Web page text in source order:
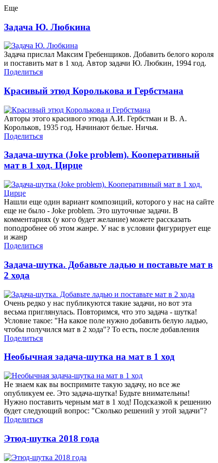
Еще
Задача Ю. Любкина
Задача прислал Максим Гребенщиков. Добавить белого короля
и поставить мат в 1 ход. Автор задачи Ю. Любкин, 1994 год.
Поделиться
Красивый этюд Королькова и Гербстмана
Авторы этого красивого этюда А.И. Гербстман и В. А.
Корольков, 1935 год. Начинают белые. Ничья.
Поделиться
Задача-шутка (Joke problem). Кооперативный
мат в 1 ход. Цирце
Нашли еще один вариант композиций, которого у нас на сайте
еще не было - Joke problem. Это шуточные задачи. В
комментариях (у кого будет желание) можете рассказать
поподробнее об этом жанре. У нас в условии фигурирует еще
и жанр
Поделиться
Задача-шутка. Добавьте ладью и поставьте мат в
2 хода
Очень редко у нас публикуются такие задачи, но вот эта
весьма приглянулась. Повторимся, что это задача - шутка!
Условие такое: "На какое поле нужно добавить белую ладью,
чтобы получился мат в 2 хода"? То есть, после добавления
Поделиться
Необычная задача-шутка на мат в 1 ход
Не знаем как вы воспримите такую задачу, но все же
опубликуем ее. Это задача-шутка! Будьте внимательны!
Нужно поставить черным мат в 1 ход! Подсказкой к решению
будет следующий вопрос: "Сколько решений у этой задачи"?
Поделиться
Этюд-шутка 2018 года